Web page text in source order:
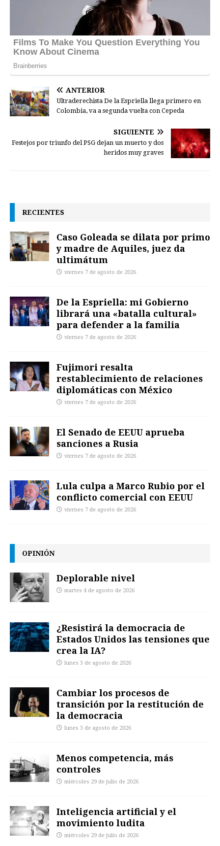
ANTERIOR
Ultraderechista De la Espriella llega primero en
Colombia, va a segunda vuelta con Cepeda
SIGUIENTE
Festejos por triunfo del PSG dejan un muerto y dos
heridos muy graves
RECIENTES
Caso Goleada se dilata por primo
y madre de Aquiles, juez da
ultimátum
viernes 7 de agosto de 2026
De la Espriella: mi Gobierno
librará una «batalla cultural»
para defender a la familia
viernes 7 de agosto de 2026
Fujimori resalta
restablecimiento de relaciones
diplomáticas con México
viernes 7 de agosto de 2026
El Senado de EEUU aprueba
sanciones a Rusia
viernes 7 de agosto de 2026
Lula culpa a Marco Rubio por el
conflicto comercial con EEUU
viernes 7 de agosto de 2026
OPINIÓN
Deplorable nivel
martes 4 de agosto de 2026
¿Resistirá la democracia de
Estados Unidos las tensiones que
crea la IA?
lunes 3 de agosto de 2026
Cambiar los procesos de
transición por la restitución de
la democracia
lunes 3 de agosto de 2026
Menos competencia, más
controles
miércoles 29 de julio de 2026
Inteligencia artificial y el
movimiento ludita
miércoles 29 de julio de 2026